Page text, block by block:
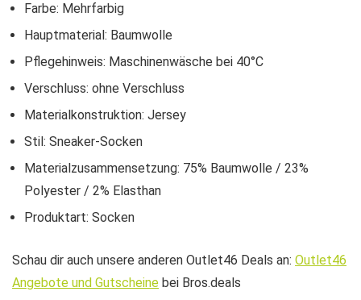
Farbe: Mehrfarbig
Hauptmaterial: Baumwolle
Pflegehinweis: Maschinenwäsche bei 40°C
Verschluss: ohne Verschluss
Materialkonstruktion: Jersey
Stil: Sneaker-Socken
Materialzusammensetzung: 75% Baumwolle / 23%
Polyester / 2% Elasthan
Produktart: Socken
Schau dir auch unsere anderen Outlet46 Deals an: Outlet46
Angebote und Gutscheine bei Bros.deals